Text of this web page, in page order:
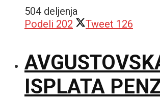
504 deljenja
Podeli 202 Tweet 126
ISPLATA